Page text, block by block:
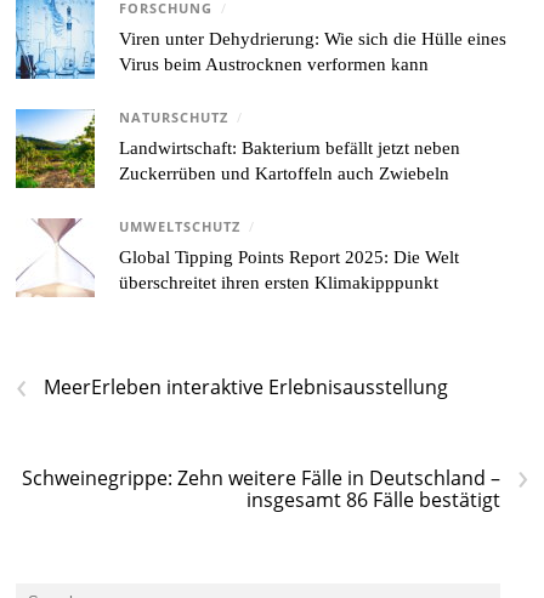
FORSCHUNG /
Viren unter Dehydrierung: Wie sich die Hülle eines
Virus beim Austrocknen verformen kann
NATURSCHUTZ /
Landwirtschaft: Bakterium befällt jetzt neben
Zuckerrüben und Kartoffeln auch Zwiebeln
UMWELTSCHUTZ /
Global Tipping Points Report 2025: Die Welt
überschreitet ihren ersten Klimakipppunkt
‹ MeerErleben interaktive Erlebnisausstellung
›
Schweinegrippe: Zehn weitere Fälle in Deutschland –
insgesamt 86 Fälle bestätigt